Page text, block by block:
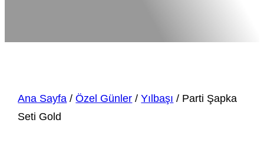
Ana Sayfa /Özel Günler /Yılbaşı / Parti Şapka
Seti Gold